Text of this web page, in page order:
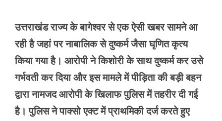
उत्तराखंड राज्य के बागेश्वर से एक ऐसी खबर सामने आ
रही है जहां पर नाबालिक से दुष्कर्म जैसा घृणित कृत्य
किया गया है। आरोपी ने किशोरी के साथ दुष्कर्म कर उसे
गर्भवती कर दिया और इस मामले में पीड़िता की बड़ी बहन
द्वारा नामजद आरोपी के खिलाफ पुलिस में तहरीर दी गई
है। पुलिस ने पाक्सो एक्ट में प्राथमिकी दर्ज करते हुए